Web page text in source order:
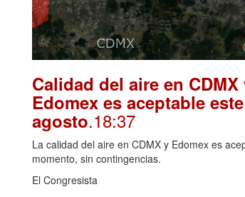
Calidad del aire en CDMX
Edomex es aceptable
agosto.18:37
La calidad del aire en CDMX y Edomex es
momento, sin contingencias.
El Congresista